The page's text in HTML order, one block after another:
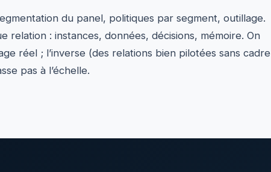
du panel, politiques par segment, outillage.
relation : instances, données, décisions, mémoire. On
réel ; l’inverse (des relations bien pilotées sans cadre
pas à l’échelle.